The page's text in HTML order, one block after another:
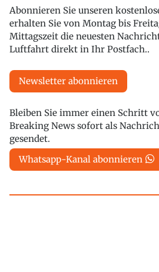
Abonnieren Sie unseren
erhalten Sie von Montag bis
Mittagszeit die neuesten
Luftfahrt direkt in Ihr Postfach..
Newsletter abonnieren
Bleiben Sie immer einen Schritt
Breaking News sofort als
gesendet.
Whatsapp-Kanal abonnieren